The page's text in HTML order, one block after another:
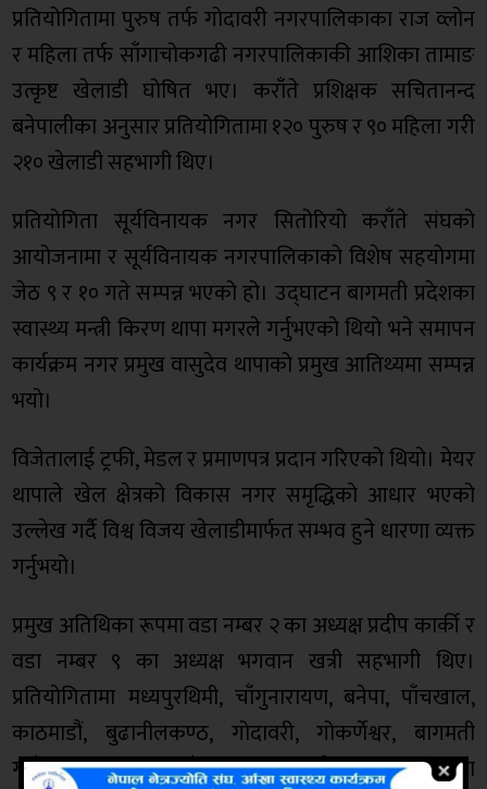
प्रतियोगितामा पुरुष तर्फ गोदावरी नगरपालिकाका राज व्लोन
र महिला तर्फ साँगाचोकगढी नगरपालिकाकी आशिका तामाङ
उत्कृष्ट खेलाडी घोषित भए। कराँते प्रशिक्षक सचितानन्द
बनेपालीका अनुसार प्रतियोगितामा १२० पुरुष र ९० महिला गरी
२१० खेलाडी सहभागी थिए।
प्रतियोगिता सूर्यविनायक नगर सितोरियो कराँते संघको
आयोजनामा र सूर्यविनायक नगरपालिकाको विशेष सहयोगमा
जेठ ९ र १० गते सम्पन्न भएको हो। उद्घाटन बागमती प्रदेशका
स्वास्थ्य मन्त्री किरण थापा मगरले गर्नुभएको थियो भने समापन
कार्यक्रम नगर प्रमुख वासुदेव थापाको प्रमुख आतिथ्यमा सम्पन्न
भयो।
विजेतालाई ट्रफी, मेडल र प्रमाणपत्र प्रदान गरिएको थियो। मेयर
थापाले खेल क्षेत्रको विकास नगर समृद्धिको आधार भएको
उल्लेख गर्दै विश्व विजय खेलाडीमार्फत सम्भव हुने धारणा व्यक्त
गर्नुभयो।
प्रमुख अतिथिका रूपमा वडा नम्बर २ का अध्यक्ष प्रदीप कार्की र
वडा नम्बर ९ का अध्यक्ष भगवान खत्री सहभागी थिए।
प्रतियोगितामा मध्यपुरथिमी, चाँगुनारायण, बनेपा, पाँचखाल,
काठमाडौं, बुढानीलकण्ठ, गोदावरी, गोकर्णेश्वर, बागमती
गाउँपालिका, टोखा, साँगाचोकगढी, पनौती र धुलिखेलका